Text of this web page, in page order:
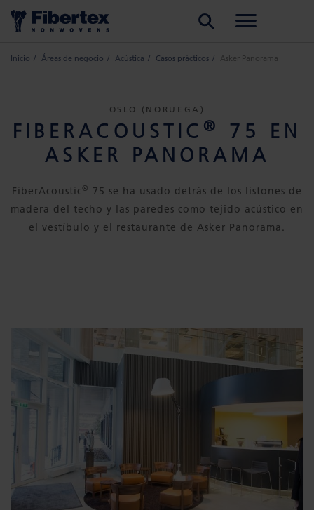
Inicio Áreas de negocio Acústica Casos prácticos Asker Panorama
OSLO (NORUEGA)
FIBERACOUSTIC ®
75 EN
ASKER PANORAMA
FiberAcoustic® 75 se ha usado detrás de los listones de
madera del techo y las paredes como tejido acústico en
el vestíbulo y el restaurante de Asker Panorama.